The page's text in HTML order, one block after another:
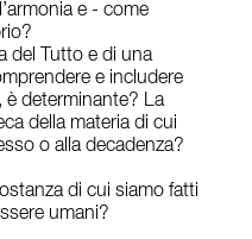
e - come
del Tutto e di una
e includere
è determinante? La
della materia di cui
o alla decadenza?
di cui siamo fatti
umani?